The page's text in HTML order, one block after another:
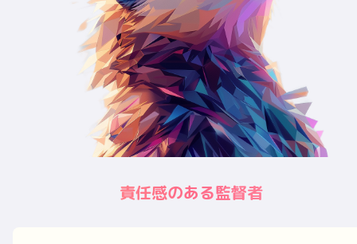
責任感のある監督者